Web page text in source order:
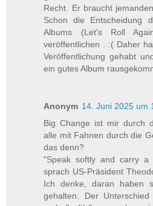
Recht. Er braucht
Schon die Entscheidung
Albums (Let's Roll
veröffentlichen . :( Daher
Veröffentlichung gehabt
ein gutes Album
Anonym 14. Juni 2025 um
Big Change ist mir durch
alle mit Fahnen durch die
das denn?
"Speak softly and carry
sprach US-Präsident
Ich denke, daran haben
gehalten. Der